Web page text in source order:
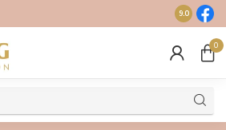
Gratis
9.0
0